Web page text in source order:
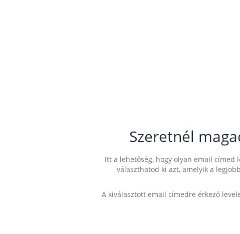
Szeretnél
Itt a lehetőség, hogy olyan email címed
választhatod ki azt, amelyik a
A kiválasztott email címedre érkező